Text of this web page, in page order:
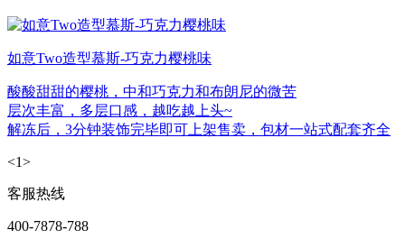
如意Two造型慕斯-巧克力樱桃味
酸酸甜甜的樱桃，中和巧克力和布朗尼的微苦
层次丰富，多层口感，越吃越上头~
解冻后，3分钟装饰完毕即可上架售卖，包材一站式配套齐全
<1>
客服热线
400-7878-788